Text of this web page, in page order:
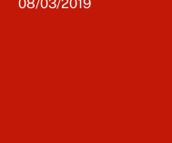
08/03/2019